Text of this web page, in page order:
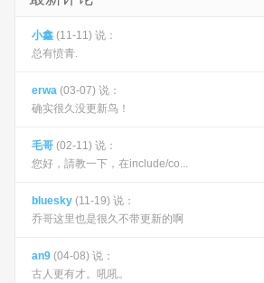
小鑫 (11-11) 说：
总有愤青.
erwa (03-07) 说：
确实很久没更新鸟！
毛哥 (02-11) 说：
您好，請教一下，在include/co...
bluesky (11-19) 说：
乔哥这里也是很久不带更新的啊
an9 (04-08) 说：
古人更有才。吼吼。